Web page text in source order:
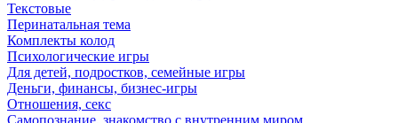
Текстовые
Перинатальная тема
Комплекты колод
Психологические игры
Для детей, подростков, семейные игры
Деньги, финансы, бизнес-игры
Отношения, секс
Самопознание, знакомство с внутренним миром